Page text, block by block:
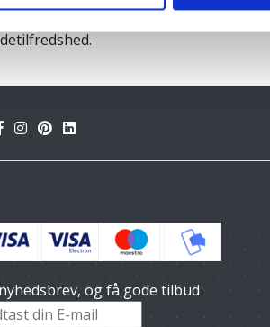
og få gode tilbud